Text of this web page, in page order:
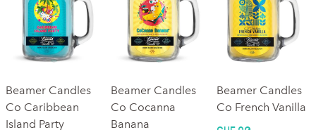
Beamer Candles
Co Caribbean
Island Party
Beamer Candles
Co Cocanna
Banana
Beamer Candles
Co French Vanilla